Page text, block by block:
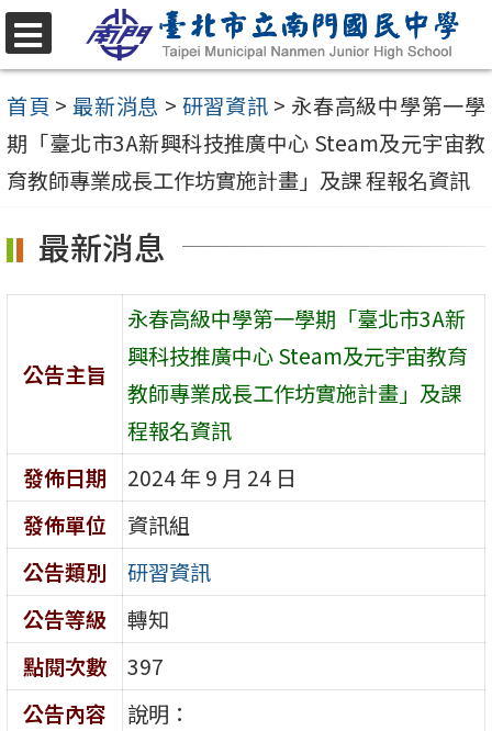
跳
至
主
要
內
區
選
單
首頁 > 最新消息 > 研習資訊 > 永春高級中學第一學
期「臺北市3A新興科技推廣中心 Steam及元宇宙教
育教師專業成長工作坊實施計畫」及課 程報名資訊
最新消息
公告主旨
永春高級中學第一學期「臺北市3A新
興科技推廣中心 Steam及元宇宙教育
教師專業成長工作坊實施計畫」及課
程報名資訊
發佈日期
2024 年 9 月 24 日
發佈單位
資訊組
公告類別
研習資訊
公告等級
轉知
點閱次數
397
公告內容
說明：